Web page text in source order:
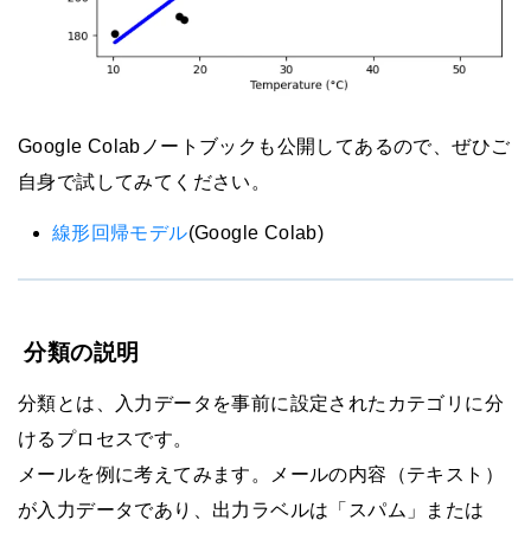
Google Colabノートブックも公開してあるので、ぜひご
自身で試してみてください。
線形回帰モデル(Google Colab)
分類の説明
分類とは、入力データを事前に設定されたカテゴリに分
けるプロセスです。
メールを例に考えてみます。メールの内容（テキスト）
が入力データであり、出力ラベルは「スパム」または